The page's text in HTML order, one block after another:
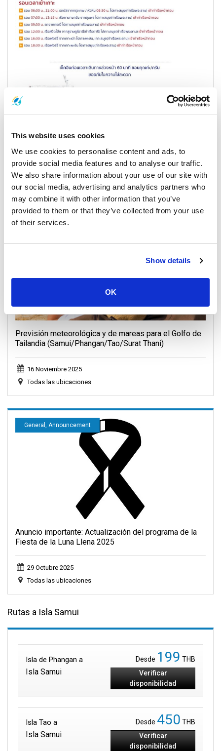
This website uses cookies
We use cookies to personalise content and ads, to
provide social media features and to analyse our traffic.
We also share information about your use of our site with
our social media, advertising and analytics partners who
may combine it with other information that you’ve
provided to them or that they’ve collected from your use
of their services.
Show details
OK
muelle para los transbordadores de alta velocidad de
Isla Samui
General, Weather, Announcement
Previsión meteorológica y de mareas para el Golfo de
Tailandia (Samui/Phangan/Tao/Surat Thani)
16 Noviembre 2025
Todas las ubicaciones
General, Announcement
Anuncio importante: Actualización del programa de la
Fiesta de la Luna Llena 2025
29 Octubre 2025
Todas las ubicaciones
Rutas a Isla Samui
Isla de Phangan a
Isla Samui
Desde 199 THB
Verificar
disponibilidad
Isla Tao a
Isla Samui
Desde 450 THB
Verificar
disponibilidad